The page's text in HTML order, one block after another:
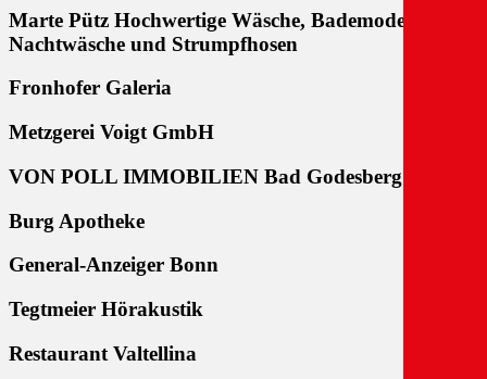
Marte Pütz Hochwertige Wäsche, Bademode,
Nachtwäsche und Strumpfhosen
Fronhofer Galeria
Metzgerei Voigt GmbH
VON POLL IMMOBILIEN Bad Godesberg
Burg Apotheke
General-Anzeiger Bonn
Tegtmeier Hörakustik
Restaurant Valtellina